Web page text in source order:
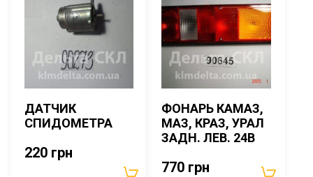
ДАТЧИК
СПИДОМЕТРА
220 грн
ФОНАРЬ КАМАЗ,
МАЗ, КРАЗ, УРАЛ
ЗАДН. ЛЕВ. 24В
770 грн